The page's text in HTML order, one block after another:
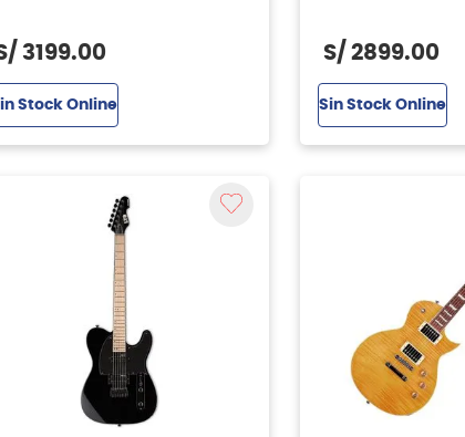
3199.00
Stock Online
S/ 2899.00
Sin Stock Online